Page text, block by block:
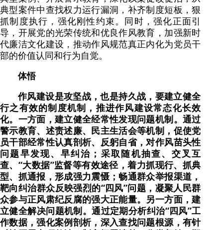
典型案件中查找权力运行漏洞，补齐制度短板，狠
抓制度执行，强化刚性约束。同时，强化正面引
导，开展党的光荣传统和优良作风教育，加强新时
代廉洁文化建设，推动作风规范真正内化为党员干
部的价值认同和行为自觉。
体悟
作风建设是攻坚战，也是持久战，要建立健全
行之有效的制度机制，推进作风建设常态化长效
化。一方面，建立健全经常性发现问题机制。通过
警示教育、述责述廉、民主生活会等机制，促使党
员干部经常性认真剖析、反躬自省，对作风苗头性
问题早发现、早纠治；采取随机抽查、交叉互
查、“大数据”监督等有效途径，着力抓现行、抓典
型、抓通报，形成强力震慑；畅通群众举报渠道，
靶向纠治群众反映强烈的“四风”问题，凝聚人民群
众参与正风肃纪反腐的强大正能量。另一方面，建
立健全解决问题机制。通过定期分析纠治“四风”工
作数据，强化案例剖析，深入查找问题根源，有针